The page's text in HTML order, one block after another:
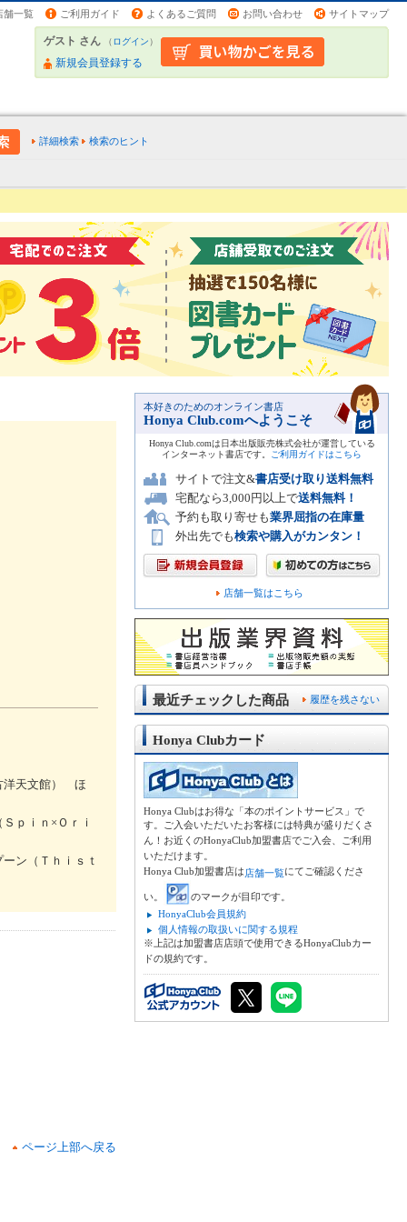
舗一覧 ご利用ガイド よくあるご質問 お問い合わせ サイトマップ
ゲスト さん （ログイン）
新規会員登録する
詳細検索 検索のヒント
洋天文館） ほ
ｐｉｎ×Ｏｒｉ
ン（Ｔｈｉｓｔ
ページ上部へ戻る
本好きのためのオンライン書店
Honya Club.comへようこそ
Honya Club.comは日本出版販売株式会社が運営している
インターネット書店です。
ご利用ガイドはこちら
サイトで注文&書店受け取り送料無料
宅配なら3,000円以上で送料無料！
予約も取り寄せも業界屈指の在庫量
外出先でも検索や購入がカンタン！
店舗一覧はこちら
履歴を残さない
最近チェックした商品
Honya Clubカード
Honya Clubはお得な「本のポイントサービス」で
す。ご入会いただいたお客様には特典が盛りだくさ
ん！お近くのHonyaClub加盟書店でご入会、ご利用
いただけます。
Honya Club加盟書店は店舗一覧にてご確認くださ
い。
のマークが目印です。
HonyaClub会員規約
個人情報の取扱いに関する規程
※上記は加盟書店店頭で使用できるHonyaClubカー
ドの規約です。